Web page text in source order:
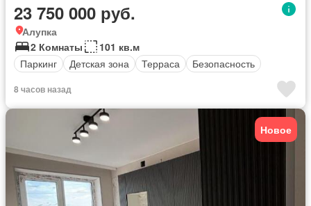
23 750 000 руб.
Алупка
2 Комнаты
101 кв.м
Паркинг
Детская зона Терраса Безопасность
8 часов назад
Новое